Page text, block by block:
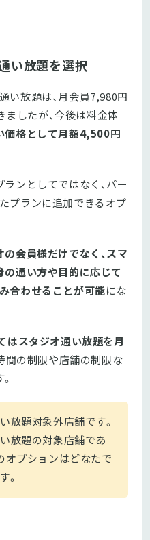
い放題を選択
い放題は、月会員7,980円
ましたが、今後は料金体
価格として月額4,500円
ンとしてではなく、パー
プランに追加できるオプ
会員様だけでなく、スマ
の通い方や目的に応じて
合わせることが可能にな
はスタジオ通い放題を月
間の制限や店舗の制限な
放題対象外店舗です。
放題の対象店舗であ
オプションはどなたで
。